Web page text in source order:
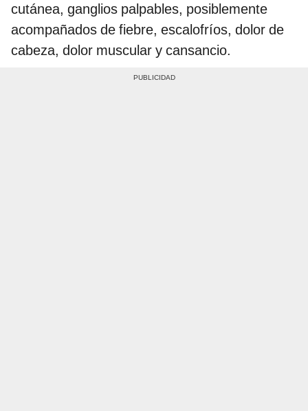
cutánea, ganglios palpables, posiblemente
acompañados de fiebre, escalofríos, dolor de
cabeza, dolor muscular y cansancio.